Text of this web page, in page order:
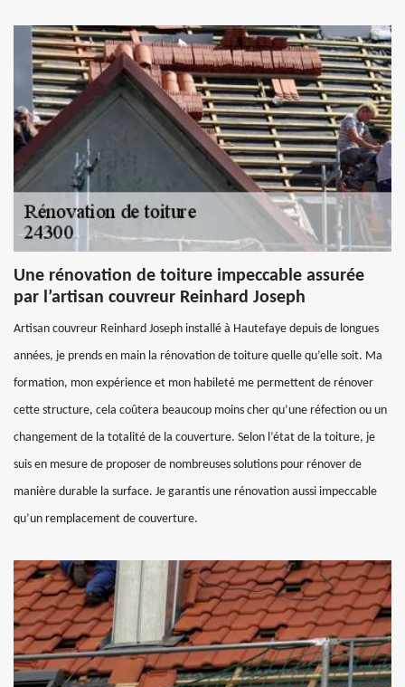
Une rénovation de toiture impeccable assurée
par l’artisan couvreur Reinhard Joseph
Artisan couvreur Reinhard Joseph installé à Hautefaye depuis de longues
années, je prends en main la rénovation de toiture quelle qu’elle soit. Ma
formation, mon expérience et mon habileté me permettent de rénover
cette structure, cela coûtera beaucoup moins cher qu’une réfection ou un
changement de la totalité de la couverture. Selon l’état de la toiture, je
suis en mesure de proposer de nombreuses solutions pour rénover de
manière durable la surface. Je garantis une rénovation aussi impeccable
qu’un remplacement de couverture.